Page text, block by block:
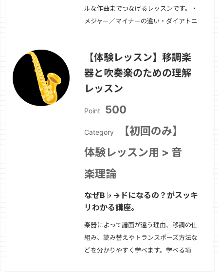
ルな作曲までつなげるレッスンです。・
メジャー／マイナーの違い・ダイアトニ
奏と構成の考え方初心者の「わからな
い」を一緒に整理します。続きを見る
»
【体験レッスン】移調楽
器と吹奏楽のための理解
レッスン
Point 500
Category
【初回のみ】
体験レッスン用 > 音
楽理論
なぜB♭→ドになるの？がスッキ
リわかる講座。
楽器によって譜面が違う理由、移調の仕
組み、読み替えやトランスポーズ方法な
どを分かりやすく学べます。学べる項